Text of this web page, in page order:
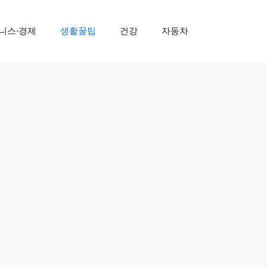
스·경제 생활꿀팁 건강 자동차